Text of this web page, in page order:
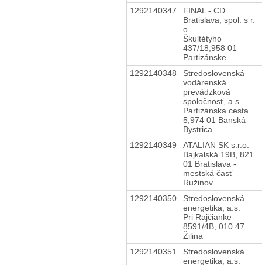
1292140347
FINAL - CD
Bratislava, spol. s r.
o.
Škultétyho
437/18,958 01
Partizánske
1292140348
Stredoslovenská
vodárenská
prevádzková
spoločnosť, a.s.
Partizánska cesta
5,974 01 Banská
Bystrica
1292140349
ATALIAN SK s.r.o.
Bajkalská 19B, 821
01 Bratislava -
mestská časť
Ružinov
1292140350
Stredoslovenská
energetika, a.s.
Pri Rajčianke
8591/4B, 010 47
Žilina
1292140351
Stredoslovenská
energetika, a.s.